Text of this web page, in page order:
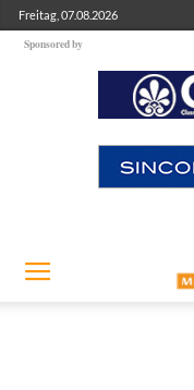
Freitag, 07.08.2026
Sponsored by